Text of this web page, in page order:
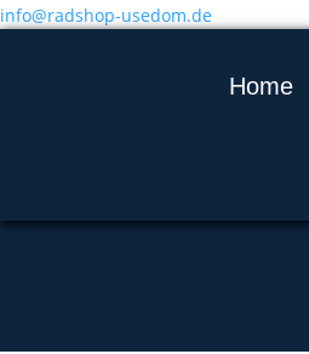
info@radshop-usedom.de
Home